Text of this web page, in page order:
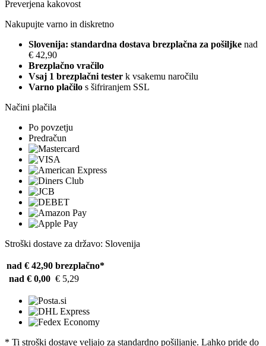
Preverjena kakovost
Nakupujte varno in diskretno
Slovenija: standardna dostava brezplačna za pošiljke nad
€ 42,90
Brezplačno vračilo
Vsaj 1 brezplačni tester k vsakemu naročilu
Varno plačilo s šifriranjem SSL
Načini plačila
Po povzetju
Predračun
Stroški dostave za državo: Slovenija
nad € 42,90 brezplačno*
nad € 0,00 € 5,29
* Ti stroški dostave veljajo za standardno pošiljanje. Lahko pride do